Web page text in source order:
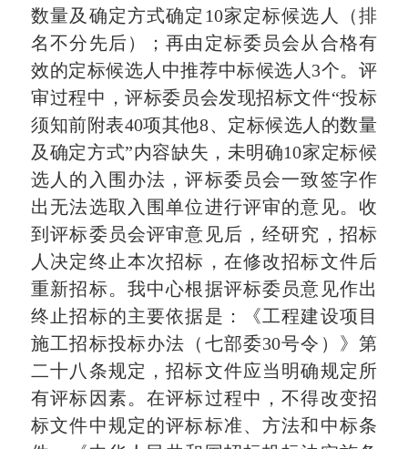
数量及确定方式确定10家定标候选人（排
名不分先后）；再由定标委员会从合格有
效的定标候选人中推荐中标候选人3个。评
审过程中，评标委员会发现招标文件“投标
须知前附表40项其他8、定标候选人的数量
及确定方式”内容缺失，未明确10家定标候
选人的入围办法，评标委员会一致签字作
出无法选取入围单位进行评审的意见。收
到评标委员会评审意见后，经研究，招标
人决定终止本次招标，在修改招标文件后
重新招标。我中心根据评标委员意见作出
终止招标的主要依据是：《工程建设项目
施工招标投标办法（七部委30号令）》第
二十八条规定，招标文件应当明确规定所
有评标因素。在评标过程中，不得改变招
标文件中规定的评标标准、方法和中标条